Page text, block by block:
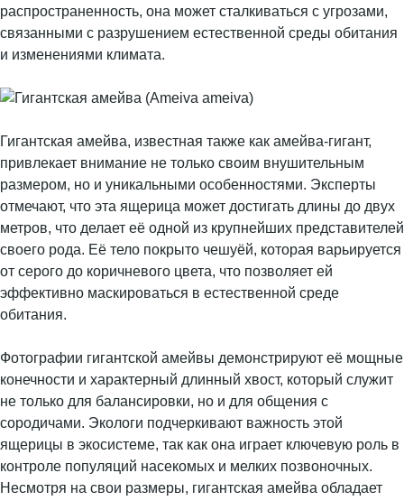
распространенность, она может сталкиваться с угрозами,
связанными с разрушением естественной среды обитания
и изменениями климата.
Гигантская амейва, известная также как амейва-гигант,
привлекает внимание не только своим внушительным
размером, но и уникальными особенностями. Эксперты
отмечают, что эта ящерица может достигать длины до двух
метров, что делает её одной из крупнейших представителей
своего рода. Её тело покрыто чешуёй, которая варьируется
от серого до коричневого цвета, что позволяет ей
эффективно маскироваться в естественной среде
обитания.
Фотографии гигантской амейвы демонстрируют её мощные
конечности и характерный длинный хвост, который служит
не только для балансировки, но и для общения с
сородичами. Экологи подчеркивают важность этой
ящерицы в экосистеме, так как она играет ключевую роль в
контроле популяций насекомых и мелких позвоночных.
Несмотря на свои размеры, гигантская амейва обладает